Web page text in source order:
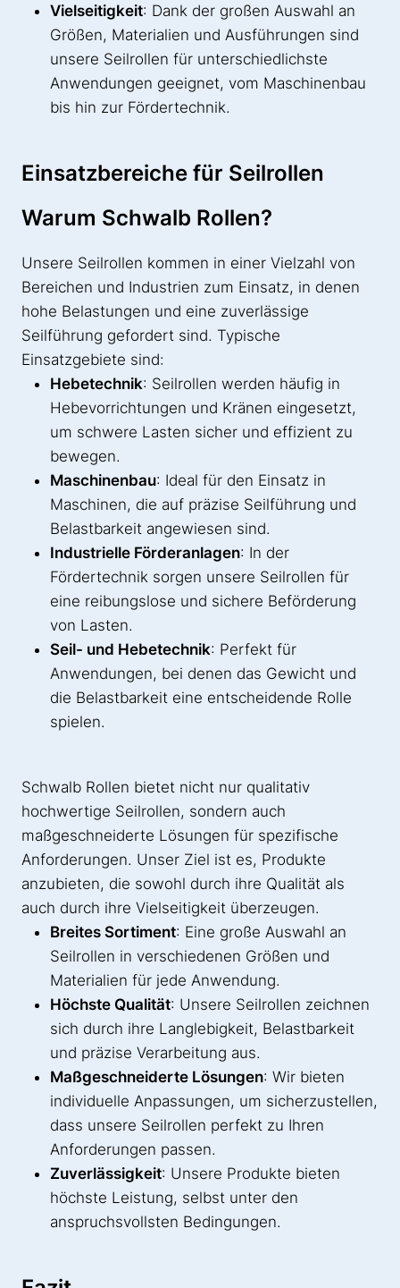
Vielseitigkeit: Dank der großen Auswahl an
Größen, Materialien und Ausführungen sind
unsere Seilrollen für unterschiedlichste
Anwendungen geeignet, vom Maschinenbau
bis hin zur Fördertechnik.
Einsatzbereiche für Seilrollen
Warum Schwalb Rollen?
Unsere Seilrollen kommen in einer Vielzahl von
Bereichen und Industrien zum Einsatz, in denen
hohe Belastungen und eine zuverlässige
Seilführung gefordert sind. Typische
Einsatzgebiete sind:
Hebetechnik: Seilrollen werden häufig in
Hebevorrichtungen und Kränen eingesetzt,
um schwere Lasten sicher und effizient zu
bewegen.
Maschinenbau: Ideal für den Einsatz in
Maschinen, die auf präzise Seilführung und
Belastbarkeit angewiesen sind.
Industrielle Förderanlagen: In der
Fördertechnik sorgen unsere Seilrollen für
eine reibungslose und sichere Beförderung
von Lasten.
Seil- und Hebetechnik: Perfekt für
Anwendungen, bei denen das Gewicht und
die Belastbarkeit eine entscheidende Rolle
spielen.
Schwalb Rollen bietet nicht nur qualitativ
hochwertige Seilrollen, sondern auch
maßgeschneiderte Lösungen für spezifische
Anforderungen. Unser Ziel ist es, Produkte
anzubieten, die sowohl durch ihre Qualität als
auch durch ihre Vielseitigkeit überzeugen.
Breites Sortiment: Eine große Auswahl an
Seilrollen in verschiedenen Größen und
Materialien für jede Anwendung.
Höchste Qualität: Unsere Seilrollen zeichnen
sich durch ihre Langlebigkeit, Belastbarkeit
und präzise Verarbeitung aus.
Maßgeschneiderte Lösungen: Wir bieten
individuelle Anpassungen, um sicherzustellen,
dass unsere Seilrollen perfekt zu Ihren
Anforderungen passen.
Zuverlässigkeit: Unsere Produkte bieten
höchste Leistung, selbst unter den
anspruchsvollsten Bedingungen.